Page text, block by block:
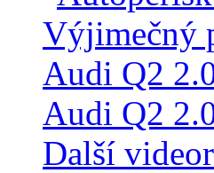
Audi Q2
Další